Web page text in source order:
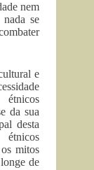
nem
se
e
da sua
desta
étnicos
mitos
de